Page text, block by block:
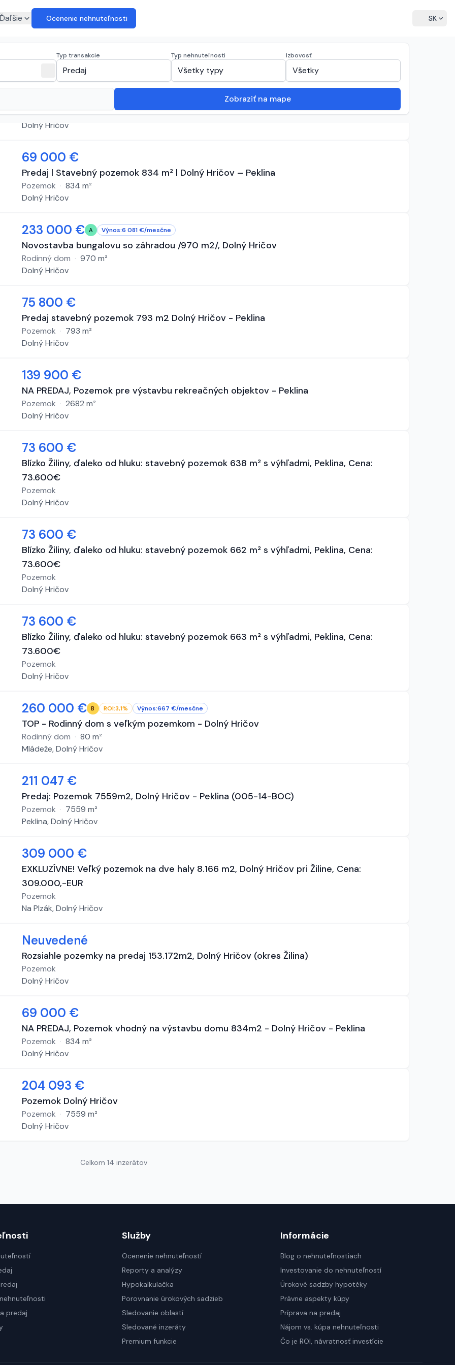
Ďaľšie Ocenenie nehnuteľnosti SK
Typ transakcie
Predaj
Typ nehnuteľnosti
Všetky typy
Izbovosť
Všetky
Zobraziť na mape
Zoradenie zoznamu
119 475 €
NA PREDAJ, Pozemok vhodný na výstavbu 1593m2 - Peklina
Pozemok · 1593m²
Dolný Hričov
69 000 €
Predaj | Stavebný pozemok 834 m² | Dolný Hričov – Peklina
Pozemok · 834 m²
Dolný Hričov
233 000 € A Výnos:6 081€/mesčne
Novostavba bungalovu so záhradou /970 m2/, Dolný Hričov
Rodinný dom · 970 m²
Dolný Hričov
75 800 €
Predaj stavebný pozemok 793 m2 Dolný Hričov - Peklina
Pozemok · 793 m²
Dolný Hričov
139 900 €
NA PREDAJ, Pozemok pre výstavbu rekreačných objektov - Peklina
Pozemok · 2682 m²
Dolný Hričov
73 600 €
Blízko Žiliny, ďaleko od hluku: stavebný pozemok 638 m² s výhľadmi, Peklina, Cena:
73.600€
Pozemok
Dolný Hričov
73 600 €
Blízko Žiliny, ďaleko od hluku: stavebný pozemok 662 m² s výhľadmi, Peklina, Cena:
73.600€
Pozemok
Dolný Hričov
73 600 €
Blízko Žiliny, ďaleko od hluku: stavebný pozemok 663 m² s výhľadmi, Peklina, Cena:
73.600€
Pozemok
Dolný Hričov
260 000 € B ROI:3,1% Výnos:667 €/mesčne
TOP - Rodinný dom s veľkým pozemkom - Dolný Hričov
Rodinný dom · 80 m²
Mládeže, Dolný Hričov
211 047 €
Predaj: Pozemok 7559m2, Dolný Hričov - Peklina (005-14-BOC)
Pozemok · 7559 m²
Peklina, Dolný Hričov
309 000 €
EXKLUZÍVNE! Veľký pozemok na dve haly 8.166 m2, Dolný Hričov pri Žiline, Cena:
309.000,-EUR
Pozemok
Na Plzák, Dolný Hričov
Neuvedené
Rozsiahle pozemky na predaj 153.172m2, Dolný Hričov (okres Žilina)
Pozemok
Dolný Hričov
69 000 €
NA PREDAJ, Pozemok vhodný na výstavbu domu 834m2 - Dolný Hričov - Peklina
Pozemok · 834 m²
Dolný Hričov
204 093 €
Pozemok Dolný Hričov
Pozemok · 7559 m²
Dolný Hričov
Celkom 14 inzerátov
predaj
Služby
Ocenenie nehnuteľností
Reporty a analýzy
Hypokalkulačka
Porovnanie úrokových sadzieb
Sledovanie oblastí
Sledované inzeráty
Premium funkcie
Informácie
Blog o nehnuteľnostiach
Investovanie do nehnuteľností
Úrokové sadzby hypotéky
Právne aspekty kúpy
Príprava na predaj
Nájom vs. kúpa nehnuteľnosti
Čo je ROI, návratnosť investície